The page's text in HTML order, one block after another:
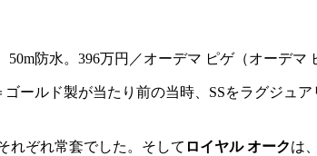
ールド製が当たり前の当時、SSをラグジュ
れぞれ常套でした。そして ロイヤル オークは